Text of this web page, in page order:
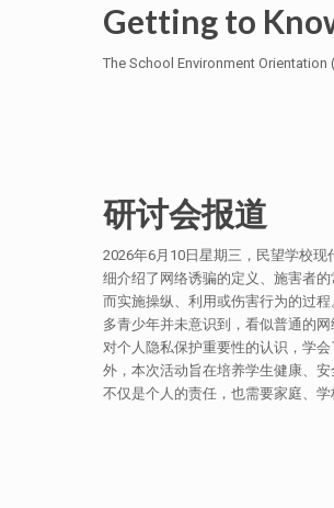
Getting to
The School Environment
研讨会报道
2026年6月10日星期三，民望学校
细介绍了网络诱骗的定义、施害者
而实施操纵、利用或伤害行为的过
多青少年并未意识到，看似普通的
对个人隐私保护重要性的认识，学
外，本次活动旨在培养学生健康、
不仅是个人的责任，也需要家庭、